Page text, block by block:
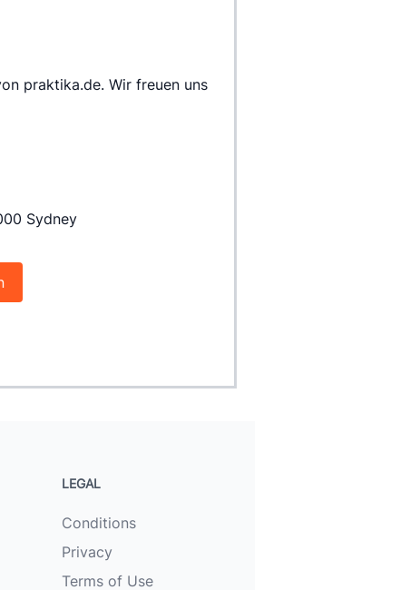
Sydney
LEGAL
Conditions
Privacy
Terms of Use